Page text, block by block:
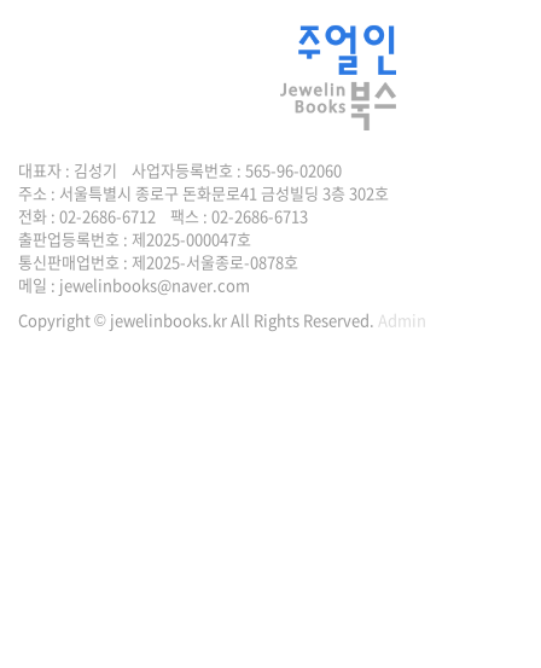
대표자 : 김성기 사업자등록번호 : 565-96-02060
주소 : 서울특별시 종로구 돈화문로41 금성빌딩 3층 302호
전화 : 02-2686-6712 팩스 : 02-2686-6713
출판업등록번호 : 제2025-000047호
통신판매업번호 : 제2025-서울종로-0878호
메일 : jewelinbooks@naver.com
Copyright © jewelinbooks.kr All Rights Reserved. Admin